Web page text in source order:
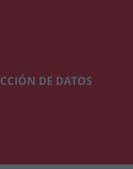
DE DATOS